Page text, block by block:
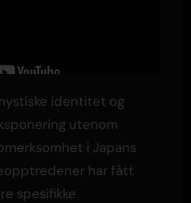
identitet og
utenom
i Japans
har fått
spesifikke